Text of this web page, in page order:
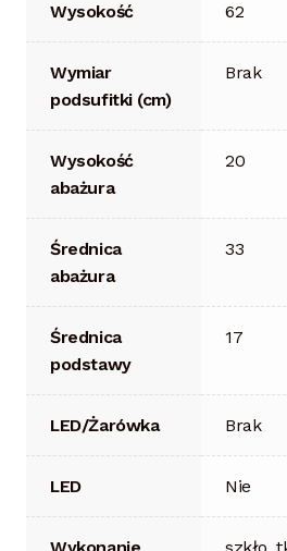
Wysokość 62
Wymiar
podsufitki (cm)
Brak
Wysokość
abażura
20
Średnica
abażura
33
Średnica
podstawy
17
LED/Żarówka Brak
LED Nie